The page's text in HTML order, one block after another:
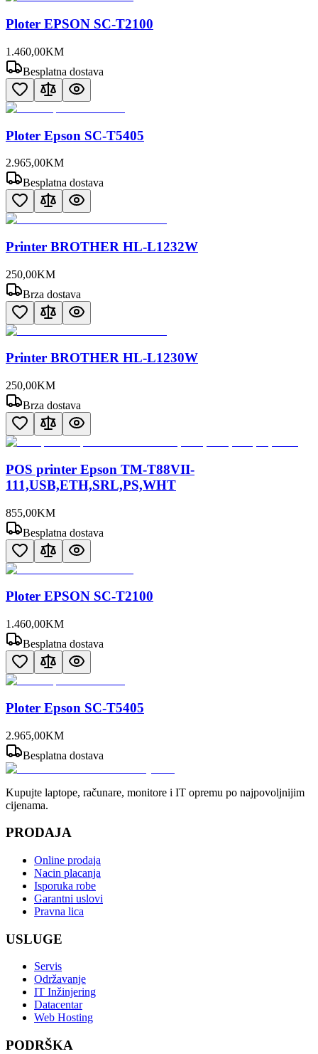
Ploter EPSON SC-T2100
1.460,00KM
Besplatna dostava
Ploter Epson SC-T5405
2.965,00KM
Besplatna dostava
Printer BROTHER HL-L1232W
250,00KM
Brza dostava
Printer BROTHER HL-L1230W
250,00KM
Brza dostava
POS printer Epson TM-T88VII-
111,USB,ETH,SRL,PS,WHT
855,00KM
Besplatna dostava
Ploter EPSON SC-T2100
1.460,00KM
Besplatna dostava
Ploter Epson SC-T5405
2.965,00KM
Besplatna dostava
Kupujte laptope, računare, monitore i IT opremu po najpovoljnijim
cijenama.
PRODAJA
Online prodaja
Nacin placanja
Isporuka robe
Garantni uslovi
Pravna lica
USLUGE
Servis
Održavanje
IT Inžinjering
Datacentar
Web Hosting
PODRŠKA